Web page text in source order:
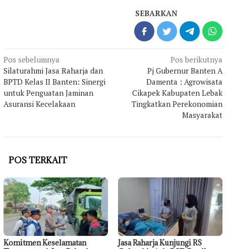
SEBARKAN
Navigasi
pos
Pos sebelumnya
Silaturahmi Jasa Raharja dan
BPTD Kelas II Banten: Sinergi
untuk Penguatan Jaminan
Asuransi Kecelakaan
Pos berikutnya
Pj Gubernur Banten A
Damenta : Agrowisata
Cikapek Kabupaten Lebak
Tingkatkan Perekonomian
Masyarakat
POS TERKAIT
Komitmen Keselamatan
Jasa Raharja Kunjungi RS